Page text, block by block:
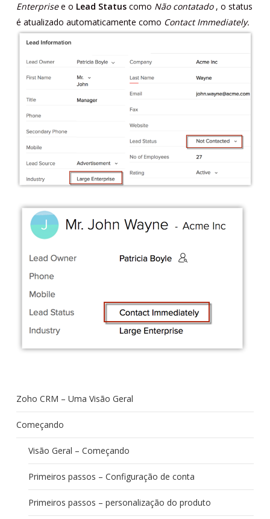
Enterprisee o Lead Statuscomo Não contatado, o status
é atualizado automaticamente como Contact Immediately.
Zoho CRM – Uma Visão Geral
Começando
Visão Geral – Começando
Primeiros passos – Configuração de conta
Primeiros passos – personalização do produto